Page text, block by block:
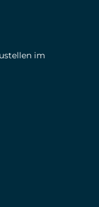
im